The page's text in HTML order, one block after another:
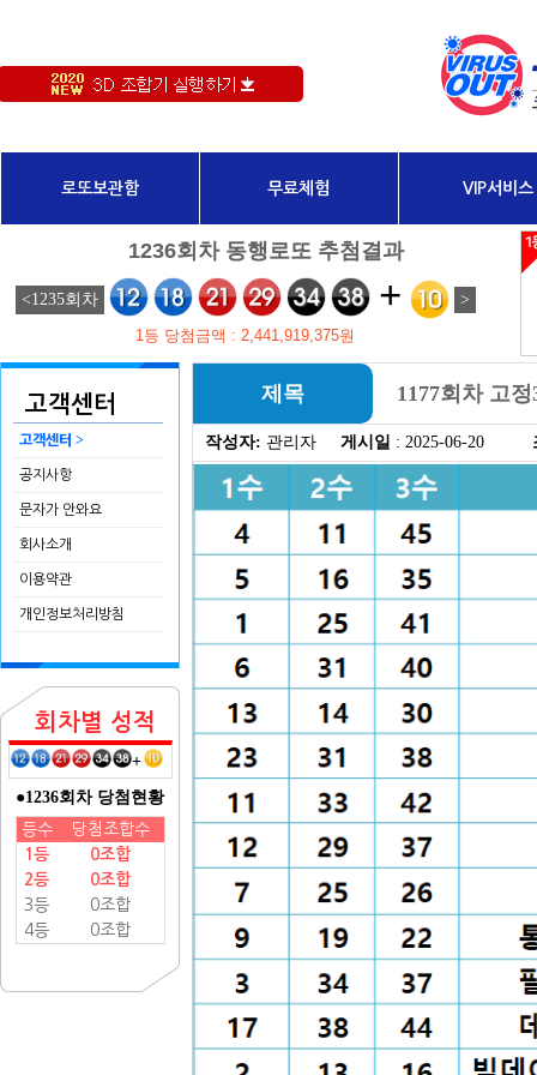
로또보관함 무료체험 VIP서비스
고객센터
고객센터 >
공지사항
문자가 안와요
회사소개
이용약관
개인정보처리방침
회차별 성적
+
●1236회차 당첨현황
등수
당첨조합수
1등
0조합
2등
0조합
3등
0조합
4등
0조합
제목 1177회차 고
작성자: 관리자 게시일 : 2025-06-20